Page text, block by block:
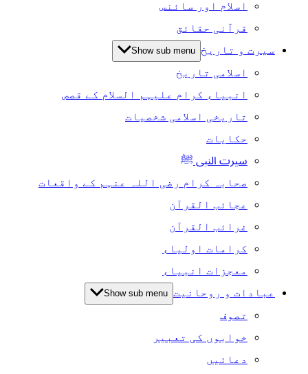
اسلام اور سائنس
قرآنی حقائق
سیرت و تاریخ Show sub menu
اسلامی تاریخ
انبیاء کرام علیہم السلام کے قصص
تاریخی اسلامی شخصیات
حکایات
سیرت النبی ﷺ
صحابہ کرام رضی اللہ عنہم کے واقعات
عجائب القرآن
غرائب القرآن
کرامات اولیاء
معجزات انبیاء
عبادات و روحانیت Show sub menu
تصوف
خوابوں کی تعبیر
دعائیں